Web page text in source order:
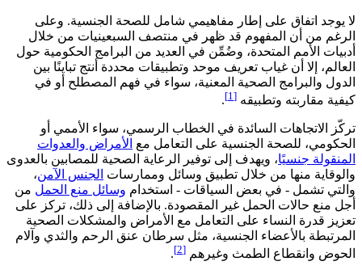
لا يوجد اتفاق على إطار مفاهيمي شامل للصحة الجنسية. وعلى
الرغم من أن المفهوم قد ظهر في منتصف السبعينيات من خلال
أدبيات الأمم المتحدة، وضُمِّن في العديد من البرامج الحكومية حول
العالم، إلا أن غياب تعريف موحد وتطبيقات محددة أنتج تباينًا بين
الدول والبرامج الصحية المعنية، سواء في فهم المصطلح أو في
كيفية مقاربته وتطبيقه [1]
.
تركّز الاتجاهات السائدة في الخطاب الرسمي، سواء الأممي أو
الحكومي، للصحة الجنسية على التعامل مع الأمراض والعدوات
المنقولة جنسيًا، ويهدف إلى توفير الرعاية الصحية للمصابين بالعدوى
والوقاية منها من خلال تطبيق وسائل وممارسات الجنس الآمن،
والتي تشمل - في بعض السياقات - استخدام وسائل منع الحمل من
أجل منع حالات الحمل غير المقصودة. بالإضافة إلى ذلك، تركز على
تعزيز قدرة النساء على التعامل مع الأمراض والمشكلات الصحية
المرتبطة بالأعضاء الجنسية، مثل سرطان عنق الرحم والثدي وآلام
الحوض وانقطاع الطمث وغيرهم [2]
.